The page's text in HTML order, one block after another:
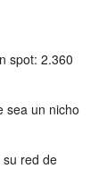
spot: 2.360
sea un nicho
su red de